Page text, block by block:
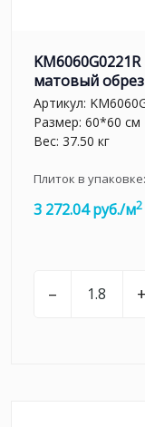
матовый
Артикул:
Размер: 60*60 см
Вес: 37.50 кг
Плиток в упаковке:
3 272.04 руб./м2
– +